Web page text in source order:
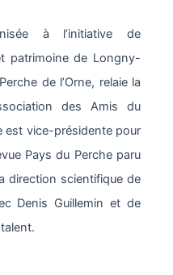
à l’initiative de
patrimoine de Longny-
de l’Orne, relaie la
des Amis du
est vice-présidente pour
Pays du Perche paru
direction scientifique de
Denis Guillemin et de